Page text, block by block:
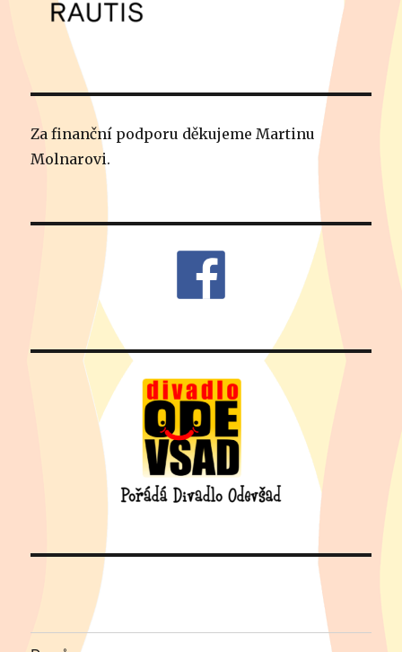
Za finanční podporu děkujeme Martinu
Molnarovi.